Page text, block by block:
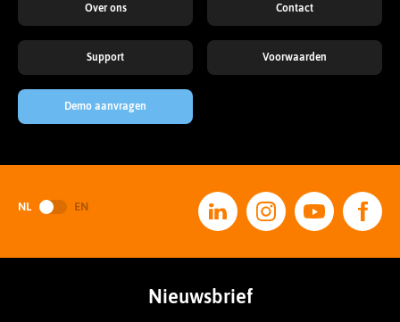
Nieuwsbrief
NL EN
Over ons Contact
Support Voorwaarden
Demo aanvragen